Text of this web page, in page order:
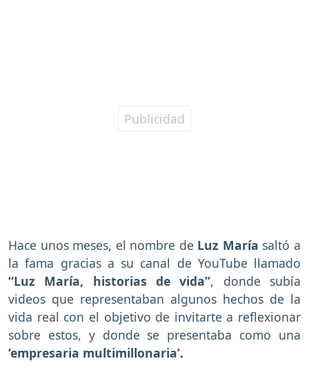
Hace unos meses, el nombre de Luz María saltó a
la fama gracias a su canal de YouTube llamado
“Luz María, historias de vida”, donde subía
videos que representaban algunos hechos de la
vida real con el objetivo de invitarte a reflexionar
sobre estos, y donde se presentaba como una
‘empresaria multimillonaria’.